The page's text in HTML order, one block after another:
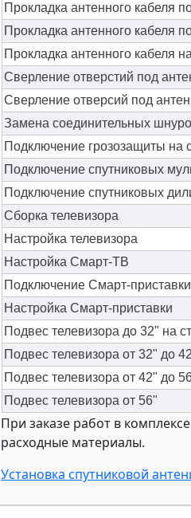
Прокладка антенного кабеля
Прокладка антенного кабеля
Прокладка антенного кабеля
Сверление отверстий под
Сверление отверсий под
Замена соединительных
Подключение грозозащиты на
Подключение спутниковых
Подключение спутниковых
Сборка телевизора
Настройка телевизора
Настройка Смарт-ТВ
Подключение Смарт-приставки
Настройка Смарт-приставки
Подвес телевизора до 32" на
Подвес телевизора от 32" до
Подвес телевизора от 42" до
Подвес телевизора от 56"
При заказе работ в
расходные материалы.
Установка спутниковой